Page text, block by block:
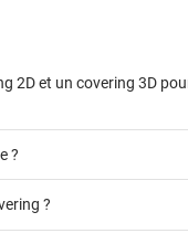
2D et un covering 3D
?
?